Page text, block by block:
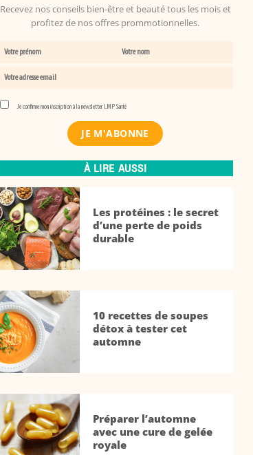
Recevez nos conseils bien-être et beauté tous les mois et
profitez de nos offres prommotionnelles.
Je confirme mon inscription à la newsletter LMP Santé
À LIRE AUSSI
Les protéines : le secret
d’une perte de poids
durable
10 recettes de soupes
détox à tester cet
automne
Préparer l’automne
avec une cure de gelée
royale